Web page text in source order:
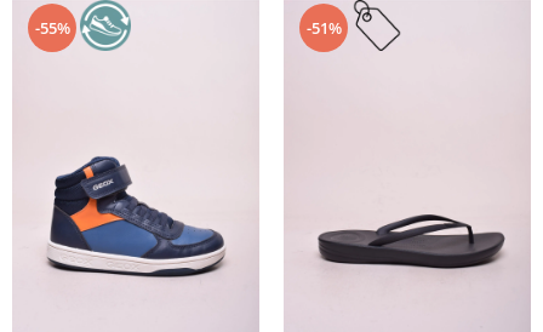
-55% -51%